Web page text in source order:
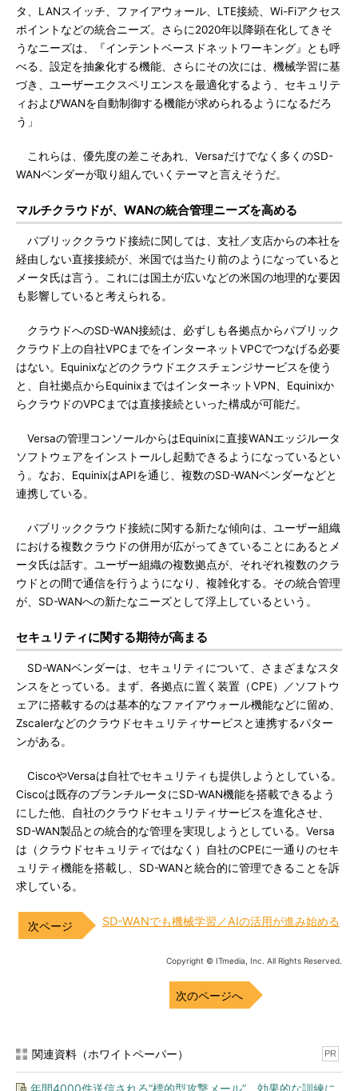
タ、LANスイッチ、ファイアウォール、LTE接続、Wi-Fiアクセス
ポイントなどの統合ニーズ。さらに2020年以降顕在化してきそ
うなニーズは、『インテントベースドネットワーキング』とも呼
べる、設定を抽象化する機能、さらにその次には、機械学習に基
づき、ユーザーエクスペリエンスを最適化するよう、セキュリテ
ィおよびWANを自動制御する機能が求められるようになるだろ
う」
これらは、優先度の差こそあれ、Versaだけでなく多くのSD-
WANベンダーが取り組んでいくテーマと言えそうだ。
マルチクラウドが、WANの統合管理ニーズを高める
パブリッククラウド接続に関しては、支社／支店からの本社を
経由しない直接接続が、米国では当たり前のようになっていると
メータ氏は言う。これには国土が広いなどの米国の地理的な要因
も影響していると考えられる。
クラウドへのSD-WAN接続は、必ずしも各拠点からパブリック
クラウド上の自社VPCまでをインターネットVPCでつなげる必要
はない。Equinixなどのクラウドエクスチェンジサービスを使う
と、自社拠点からEquinixまではインターネットVPN、Equinixか
らクラウドのVPCまでは直接接続といった構成が可能だ。
Versaの管理コンソールからはEquinixに直接WANエッジルータ
ソフトウェアをインストールし起動できるようになっているとい
う。なお、EquinixはAPIを通じ、複数のSD-WANベンダーなどと
連携している。
バブリッククラウド接続に関する新たな傾向は、ユーザー組織
における複数クラウドの併用が広がってきていることにあるとメ
ータ氏は話す。ユーザー組織の複数拠点が、それぞれ複数のクラ
ウドとの間で通信を行うようになり、複雑化する。その統合管理
が、SD-WANへの新たなニーズとして浮上しているという。
セキュリティに関する期待が高まる
SD-WANベンダーは、セキュリティについて、さまざまなスタ
ンスをとっている。まず、各拠点に置く装置（CPE）／ソフトウ
ェアに搭載するのは基本的なファイアウォール機能などに留め、
Zscalerなどのクラウドセキュリティサービスと連携するパター
ンがある。
CiscoやVersaは自社でセキュリティも提供しようとしている。
Ciscoは既存のブランチルータにSD-WAN機能を搭載できるよう
にした他、自社のクラウドセキュリティサービスを進化させ、
SD-WAN製品との統合的な管理を実現しようとしている。Versa
は（クラウドセキュリティではなく）自社のCPEに一通りのセキ
ュリティ機能を搭載し、SD-WANと統合的に管理できることを訴
求している。
SD-WANでも機械学習／AIの活用が進み始める
Copyright © ITmedia, Inc. All Rights Reserved.
次のページへ
関連資料（ホワイトペーパー） PR
年間4000件送信される“標的型攻撃メール”、効果的な訓練に